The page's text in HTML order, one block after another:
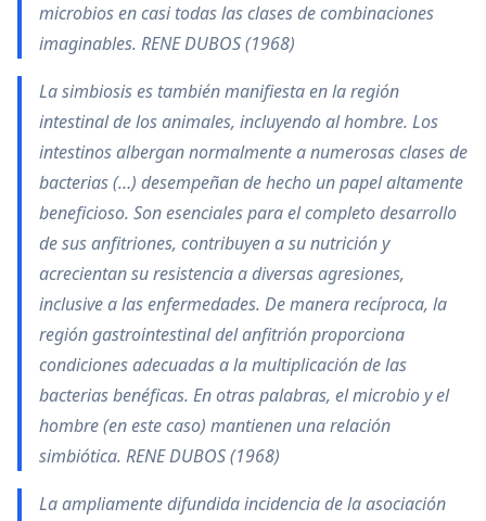
microbios en casi todas las clases de combinaciones
imaginables. RENE DUBOS (1968)
La simbiosis es también manifiesta en la región
intestinal de los animales, incluyendo al hombre. Los
intestinos albergan normalmente a numerosas clases de
bacterias (…) desempeñan de hecho un papel altamente
beneficioso. Son esenciales para el completo desarrollo
de sus anfitriones, contribuyen a su nutrición y
acrecientan su resistencia a diversas agresiones,
inclusive a las enfermedades. De manera recíproca, la
región gastrointestinal del anfitrión proporciona
condiciones adecuadas a la multiplicación de las
bacterias benéficas. En otras palabras, el microbio y el
hombre (en este caso) mantienen una relación
simbiótica. RENE DUBOS (1968)
La ampliamente difundida incidencia de la asociación